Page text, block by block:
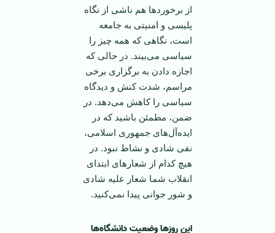
از برخوردها هم ناشی از نگاه
پلیسی و امنیتی به جامعه
است، نگاهی که همه چیز را
سیاسی می‌بیند. در حالی که
اجازه دادن به برگزاری برخی
مراسم، شدت کنش و دیدگاه
سیاسی را کاهش می‌دهد. در
ضمن، مطمئن باشید که در
ایده‌آل‌های جمهوری اسلامی،
نفی شادی و نشاط نبود. در
هیچ کدام از شعارهای ابتدای
انقلاب شما شعار علیه شادی
و شور جوانی پیدا نمی‌کنید.
این روزها وضعیت دانشگاه‌ها